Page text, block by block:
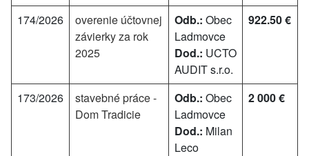
174/2026
overenie účtovnej
závierky za rok
2025
Odb.: Obec
Ladmovce
Dod.: UCTO
AUDIT s.r.o.
922.50 €
173/2026
stavebné práce -
Dom Tradicie
Odb.: Obec
Ladmovce
Dod.: Milan
Leco
2 000 €